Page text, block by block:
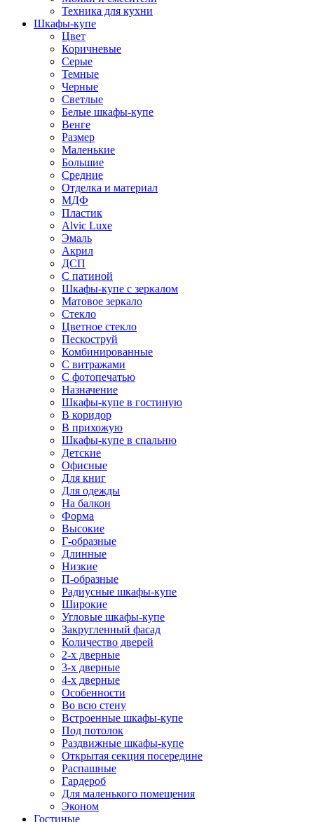
Техника для кухни
Шкафы-купе
Цвет
Коричневые
Серые
Темные
Черные
Светлые
Белые шкафы-купе
Венге
Размер
Маленькие
Большие
Средние
Отделка и материал
МДФ
Пластик
Alvic Luxe
Эмаль
Акрил
ДСП
С патиной
Шкафы-купе с зеркалом
Матовое зеркало
Стекло
Цветное стекло
Пескоструй
Комбинированные
С витражами
С фотопечатью
Назначение
Шкафы-купе в гостиную
В коридор
В прихожую
Шкафы-купе в спальню
Детские
Офисные
Для книг
Для одежды
На балкон
Форма
Высокие
Г-образные
Длинные
Низкие
П-образные
Радиусные шкафы-купе
Широкие
Угловые шкафы-купе
Закругленный фасад
Количество дверей
2-х дверные
3-х дверные
4-х дверные
Особенности
Во всю стену
Встроенные шкафы-купе
Под потолок
Раздвижные шкафы-купе
Открытая секция посередине
Распашные
Гардероб
Для маленького помещения
Эконом
Гостиные